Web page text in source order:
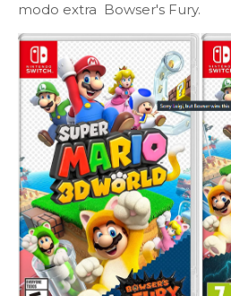
modo extra Bowser's Fury.